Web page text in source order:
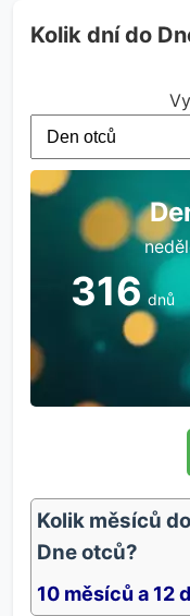
Kolik dní do
316 dnů
Kolik měsíců do
Dne otců?
10 měsíců a 12